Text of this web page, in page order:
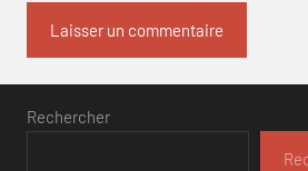
Rechercher